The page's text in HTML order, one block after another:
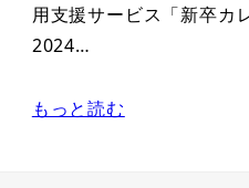
用支援サービス「新卒カ
2024…
もっと読む